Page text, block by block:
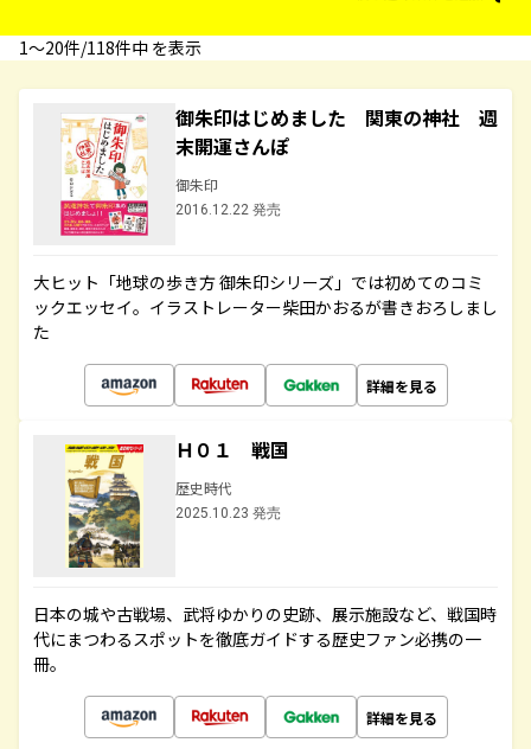
1〜20件/118件中 を表示
御朱印はじめました 関東の神社 週
末開運さんぽ
御朱印
2016.12.22 発売
大ヒット「地球の歩き方 御朱印シリーズ」では初めてのコミ
ックエッセイ。イラストレーター柴田かおるが書きおろしまし
た
詳細を見る
Ｈ０１ 戦国
歴史時代
2025.10.23 発売
日本の城や古戦場、武将ゆかりの史跡、展示施設など、戦国時
代にまつわるスポットを徹底ガイドする歴史ファン必携の一
冊。
詳細を見る